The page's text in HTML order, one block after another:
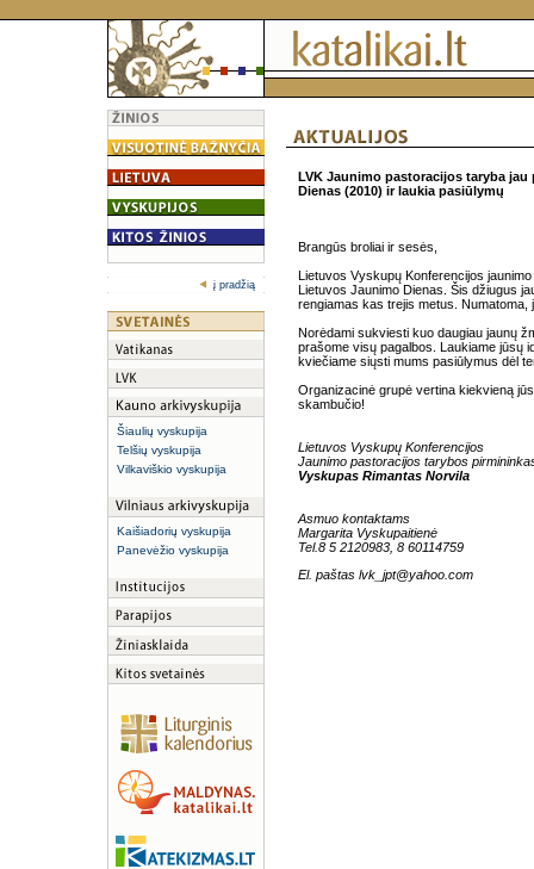
į pradžią
Šiaulių vyskupija
Telšių vyskupija
Vilkaviškio vyskupija
Kaišiadorių vyskupija
Panevėžio vyskupija
LVK Jaunimo pastoracijos taryba
Dienas (2010) ir laukia pasiūlymų
Brangūs broliai ir sesės,
Lietuvos Vyskupų Konferencijos
Lietuvos Jaunimo Dienas. Šis džiugus
rengiamas kas trejis metus.
Norėdami sukviesti kuo daugiau jaunų
prašome visų pagalbos. Laukiame jūsų
kviečiame siųsti mums pasiūlymus dėl
Organizacinė grupė vertina kiekvieną
skambučio!
Lietuvos Vyskupų Konferencijos
Jaunimo pastoracijos tarybos
Vyskupas Rimantas Norvila
Asmuo kontaktams
Margarita Vyskupaitienė
Tel.8 5 2120983, 8 60114759
El. paštas lvk_jpt@yahoo.com